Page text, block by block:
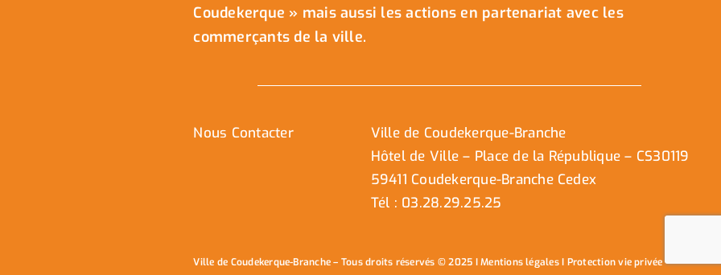
Coudekerque » mais aussi les actions en partenariat avec les
commerçants de la ville.
Nous Contacter
Ville de Coudekerque-Branche
Hôtel de Ville – Place de la République – CS30119
59411 Coudekerque-Branche Cedex
Tél : 03.28.29.25.25
Ville de Coudekerque-Branche – Tous droits réservés © 2025 IMentions légalesI Protection vie privée